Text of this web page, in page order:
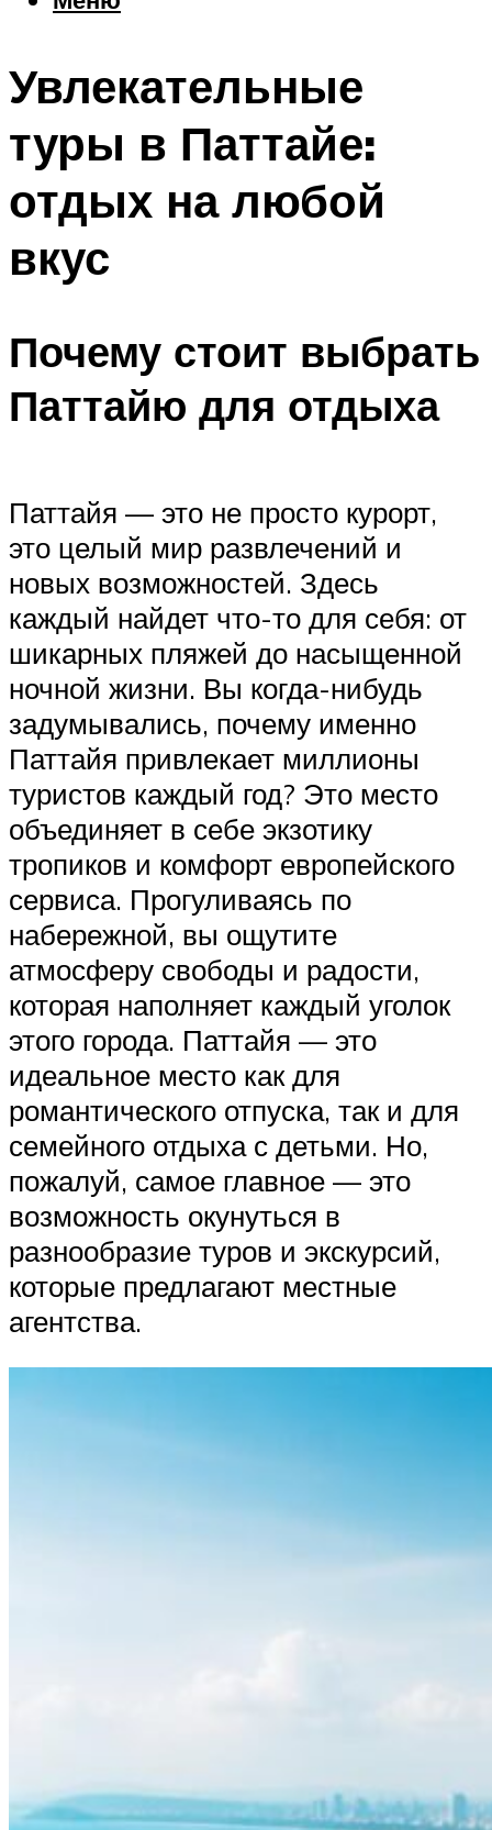
Шоппинг
Что посетить
Меню
Увлекательные
туры в Паттайе:
отдых на любой
вкус
Почему стоит выбрать
Паттайю для отдыха
Паттайя — это не просто курорт,
это целый мир развлечений и
новых возможностей. Здесь
каждый найдет что-то для себя: от
шикарных пляжей до насыщенной
ночной жизни. Вы когда-нибудь
задумывались, почему именно
Паттайя привлекает миллионы
туристов каждый год? Это место
объединяет в себе экзотику
тропиков и комфорт европейского
сервиса. Прогуливаясь по
набережной, вы ощутите
атмосферу свободы и радости,
которая наполняет каждый уголок
этого города. Паттайя — это
идеальное место как для
романтического отпуска, так и для
семейного отдыха с детьми. Но,
пожалуй, самое главное — это
возможность окунуться в
разнообразие туров и экскурсий,
которые предлагают местные
агентства.